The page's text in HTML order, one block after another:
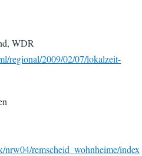
WDR
regional/2009/02/07/lokalzeit-
remscheid_wohnheime/index